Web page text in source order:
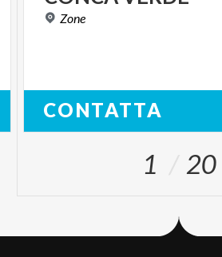
Zone
CONTATTA
1 20